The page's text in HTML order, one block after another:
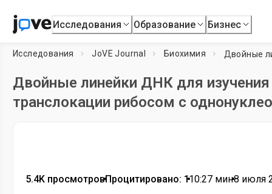
Исследования Образование Бизнес
Исследования JoVE Journal Биохимия
Двойные линейки ДНК для
транслокации рибосом с
5.4K просмотров•Процитировано: 1•10:27 мин•8 июля